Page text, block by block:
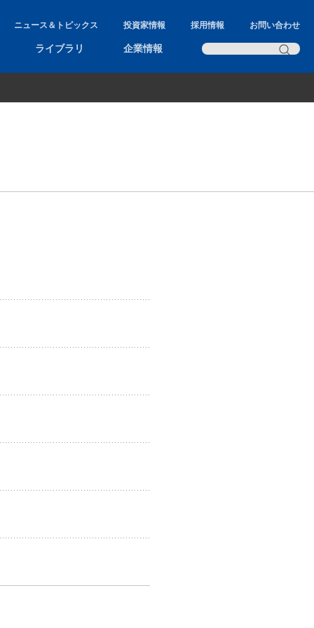
ニュース＆トピックス 投資家情報 採用情報 お問い合わせ
ライブラリ 企業情報